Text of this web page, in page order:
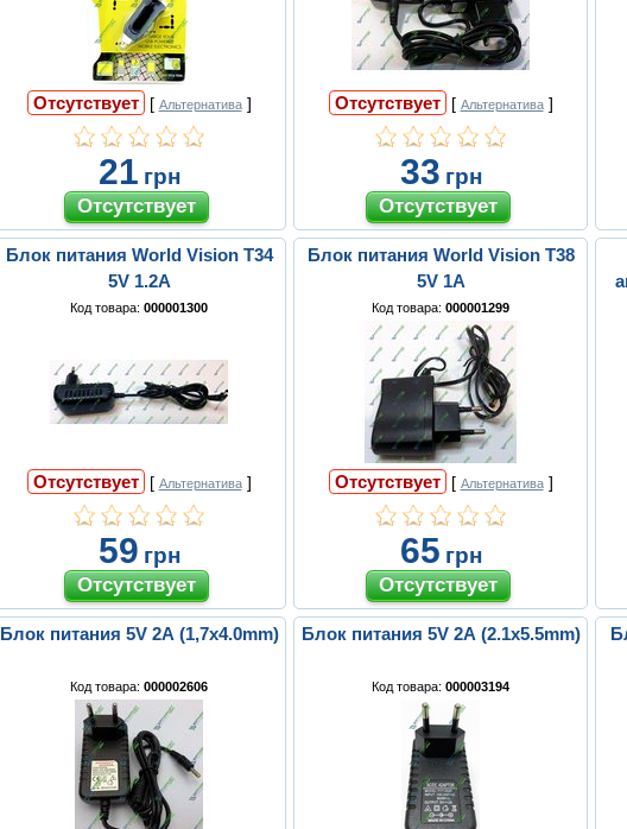
Отсутствует [ Альтернатива]
21 грн
Отсутствует [ Альтернатива]
33 грн
Блок питания World Vision T34
5V 1.2A
Код товара: 000001300
Отсутствует [ Альтернатива]
59 грн
Блок питания World Vision T38
5V 1A
Код товара: 000001299
Отсутствует [ Альтернатива]
65 грн
Блок питания 5V 2A (1,7x4.0mm)
Код товара: 000002606
Блок питания 5V 2A (2.1x5.5mm)
Код товара: 000003194